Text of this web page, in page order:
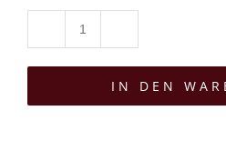
Plüschtier
IN DEN